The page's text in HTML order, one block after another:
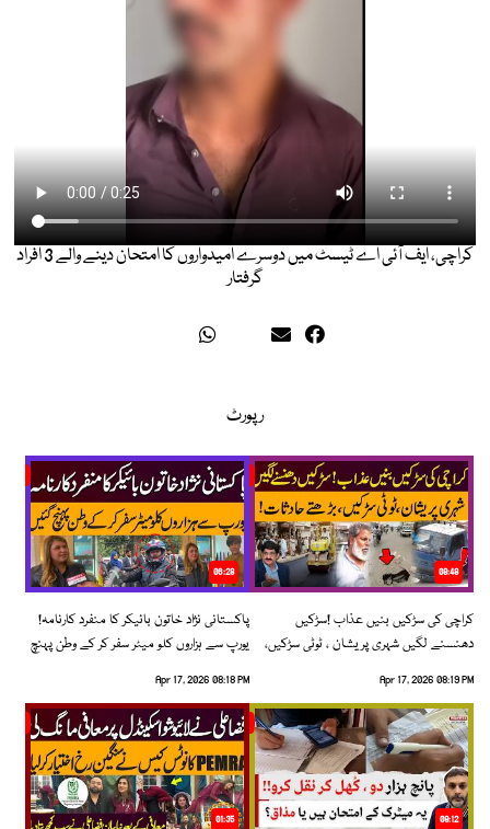
کراچی، ایف آئی اے ٹیسٹ میں دوسرے امیدواروں کا امتحان دینے والے 3 افراد
گرفتار
رپورٹ
08:48
کراچی کی سڑکیں بنیں عذاب !سڑکیں
دھنسنے لگیں شہری پریشان ، ٹوٹی سڑکیں،
Apr 17, 2026 08:19 PM
06:28
پاکستانی نژاد خاتون بائیکر کا منفرد کارنامہ!
یورپ سے ہزاروں کلو میٹر سفر کر کے وطن پہنچ
Apr 17, 2026 08:18 PM
09:12
01:35